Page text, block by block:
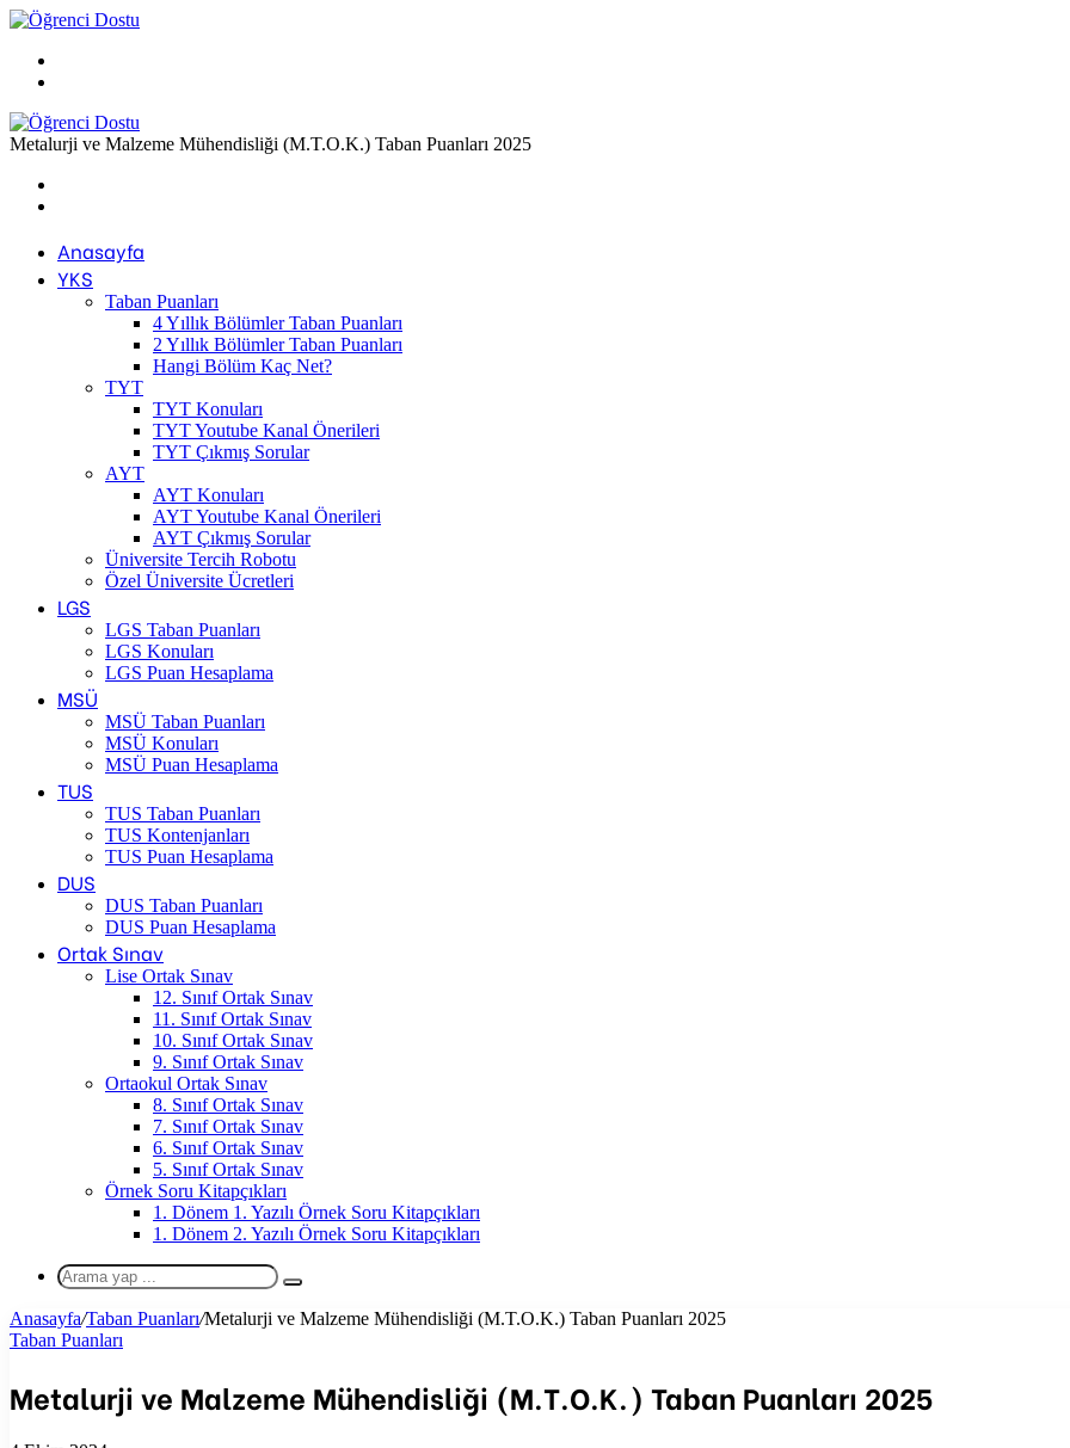
...
Metalurji ve Malzeme Mühendisliği (M.T.O.K.) Taban Puanları 2025
Anasayfa
YKS
Taban Puanları
4 Yıllık Bölümler Taban Puanları
2 Yıllık Bölümler Taban Puanları
Hangi Bölüm Kaç Net?
TYT
TYT Konuları
TYT Youtube Kanal Önerileri
TYT Çıkmış Sorular
AYT
AYT Konuları
AYT Youtube Kanal Önerileri
AYT Çıkmış Sorular
Üniversite Tercih Robotu
Özel Üniversite Ücretleri
LGS
LGS Taban Puanları
LGS Konuları
LGS Puan Hesaplama
MSÜ
MSÜ Taban Puanları
MSÜ Konuları
MSÜ Puan Hesaplama
TUS
TUS Taban Puanları
TUS Kontenjanları
TUS Puan Hesaplama
DUS
DUS Taban Puanları
DUS Puan Hesaplama
Ortak Sınav
Lise Ortak Sınav
12. Sınıf Ortak Sınav
11. Sınıf Ortak Sınav
10. Sınıf Ortak Sınav
9. Sınıf Ortak Sınav
Ortaokul Ortak Sınav
8. Sınıf Ortak Sınav
7. Sınıf Ortak Sınav
6. Sınıf Ortak Sınav
5. Sınıf Ortak Sınav
Örnek Soru Kitapçıkları
1. Dönem 1. Yazılı Örnek Soru Kitapçıkları
1. Dönem 2. Yazılı Örnek Soru Kitapçıkları
Arama
yap
...
Anasayfa/Taban Puanları/Metalurji ve Malzeme Mühendisliği (M.T.O.K.) Taban Puanları 2025
Taban Puanları
Metalurji ve Malzeme Mühendisliği (M.T.O.K.) Taban Puanları 2025